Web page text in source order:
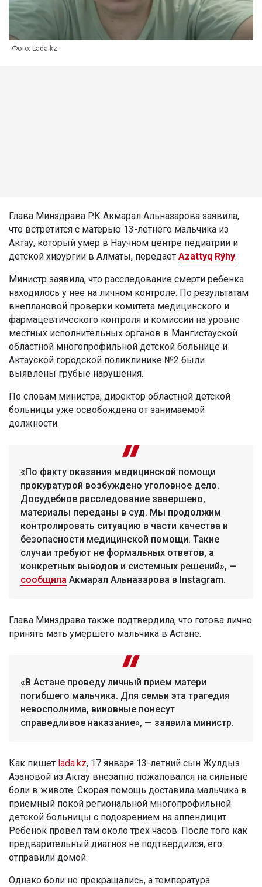
Фото: Lada.kz
Глава Минздрава РК Акмарал Альназарова заявила,
что встретится с матерью 13-летнего мальчика из
Актау, который умер в Научном центре педиатрии и
детской хирургии в Алматы, передает Azattyq Rýhy.
Министр заявила, что расследование смерти ребенка
находилось у нее на личном контроле. По результатам
внеплановой проверки комитета медицинского и
фармацевтического контроля и комиссии на уровне
местных исполнительных органов в Мангистауской
областной многопрофильной детской больнице и
Актауской городской поликлинике №2 были
выявлены грубые нарушения.
По словам министра, директор областной детской
больницы уже освобождена от занимаемой
должности.
«По факту оказания медицинской помощи
прокуратурой возбуждено уголовное дело.
Досудебное расследование завершено,
материалы переданы в суд. Мы продолжим
контролировать ситуацию в части качества и
безопасности медицинской помощи. Такие
случаи требуют не формальных ответов, а
конкретных выводов и системных решений», —
сообщила Акмарал Альназарова в Instagram.
Глава Минздрава также подтвердила, что готова лично
принять мать умершего мальчика в Астане.
«В Астане проведу личный прием матери
погибшего мальчика. Для семьи эта трагедия
невосполнима, виновные понесут
справедливое наказание», — заявила министр.
Как пишет lada.kz, 17 января 13-летний сын Жулдыз
Азановой из Актау внезапно пожаловался на сильные
боли в животе. Скорая помощь доставила мальчика в
приемный покой региональной многопрофильной
детской больницы с подозрением на аппендицит.
Ребенок провел там около трех часов. После того как
предварительный диагноз не подтвердился, его
отправили домой.
Однако боли не прекращались, а температура